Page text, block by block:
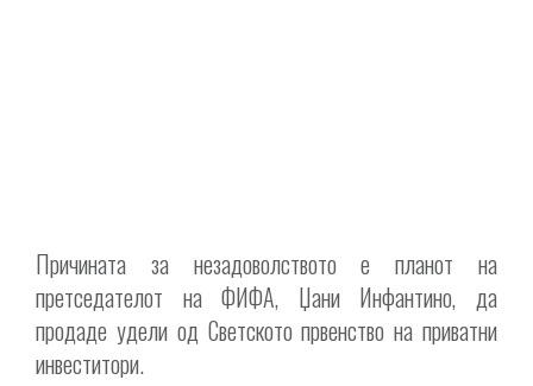
Причината за незадоволството е планот на
претседателот на ФИФА, Џани Инфантино, да
продаде удели од Светското првенство на приватни
инвеститори.